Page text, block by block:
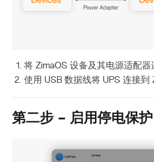
将 ZimaOS 设备及其电源适配器
使用 USB 数据线将 UPS 连接到
第二步 – 启用停电保护